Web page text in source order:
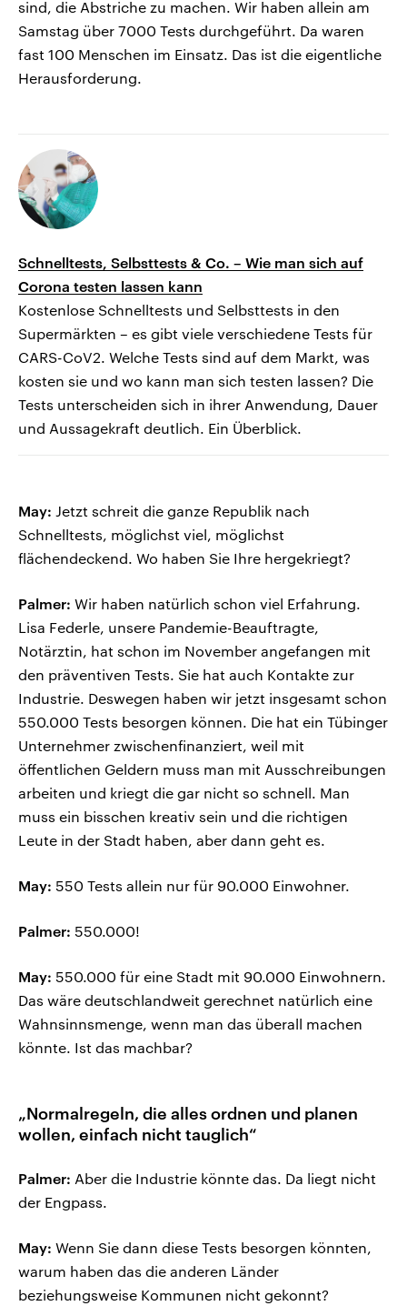
sind, die Abstriche zu machen. Wir haben allein am
Samstag über 7000 Tests durchgeführt. Da waren
fast 100 Menschen im Einsatz. Das ist die eigentliche
Herausforderung.
Schnelltests, Selbsttests & Co. – Wie man sich auf
Corona testen lassen kann
Kostenlose Schnelltests und Selbsttests in den
Supermärkten – es gibt viele verschiedene Tests für
CARS-CoV2. Welche Tests sind auf dem Markt, was
kosten sie und wo kann man sich testen lassen? Die
Tests unterscheiden sich in ihrer Anwendung, Dauer
und Aussagekraft deutlich. Ein Überblick.
May: Jetzt schreit die ganze Republik nach
Schnelltests, möglichst viel, möglichst
flächendeckend. Wo haben Sie Ihre hergekriegt?
Palmer: Wir haben natürlich schon viel Erfahrung.
Lisa Federle, unsere Pandemie-Beauftragte,
Notärztin, hat schon im November angefangen mit
den präventiven Tests. Sie hat auch Kontakte zur
Industrie. Deswegen haben wir jetzt insgesamt schon
550.000 Tests besorgen können. Die hat ein Tübinger
Unternehmer zwischenfinanziert, weil mit
öffentlichen Geldern muss man mit Ausschreibungen
arbeiten und kriegt die gar nicht so schnell. Man
muss ein bisschen kreativ sein und die richtigen
Leute in der Stadt haben, aber dann geht es.
May: 550 Tests allein nur für 90.000 Einwohner.
Palmer: 550.000!
May: 550.000 für eine Stadt mit 90.000 Einwohnern.
Das wäre deutschlandweit gerechnet natürlich eine
Wahnsinnsmenge, wenn man das überall machen
könnte. Ist das machbar?
„Normalregeln, die alles ordnen und planen
wollen, einfach nicht tauglich“
Palmer: Aber die Industrie könnte das. Da liegt nicht
der Engpass.
May: Wenn Sie dann diese Tests besorgen könnten,
warum haben das die anderen Länder
beziehungsweise Kommunen nicht gekonnt?